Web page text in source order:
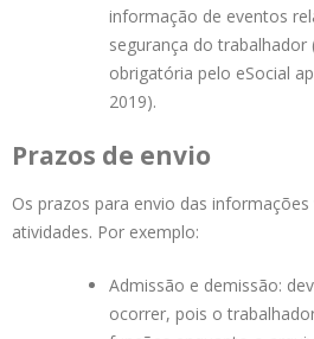
informação de eventos
segurança do trabalhador
obrigatória pelo eSocial
2019).
Prazos de envio
Os prazos para envio das
atividades. Por exemplo:
Admissão e demissão:
ocorrer, pois o